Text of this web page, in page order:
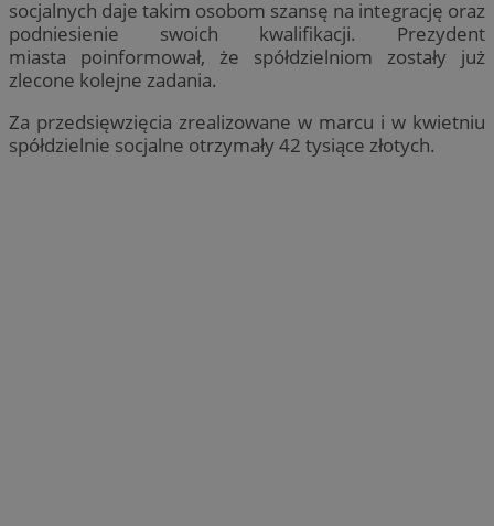
socjalnych daje takim osobom szansę na integrację oraz
podniesienie swoich kwalifikacji. Prezydent
miasta poinformował, że spółdzielniom zostały już
zlecone kolejne zadania.
Za przedsięwzięcia zrealizowane w marcu i w kwietniu
spółdzielnie socjalne otrzymały 42 tysiące złotych.